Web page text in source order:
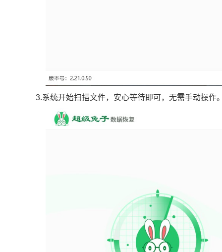
3.系统开始扫描文件，安心等待即可，无需手动操作